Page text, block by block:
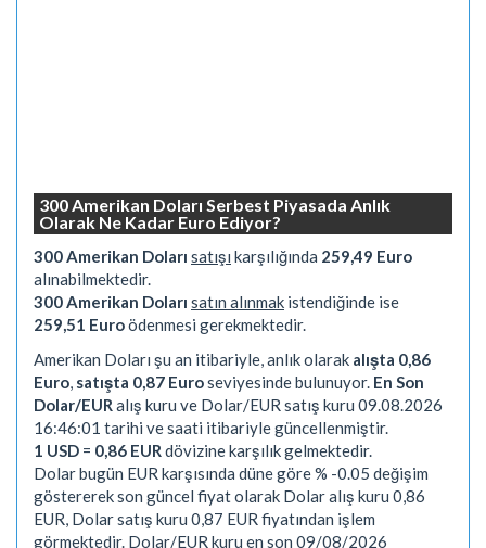
300 Amerikan Doları Serbest Piyasada Anlık
Olarak Ne Kadar Euro Ediyor?
300 Amerikan Doları satışı karşılığında 259,49 Euro
alınabilmektedir.
300 Amerikan Doları satın alınmak istendiğinde ise
259,51 Euroödenmesi gerekmektedir.
Amerikan Doları şu an itibariyle, anlık olarak alışta 0,86
Euro satışta 0,87 Euroseviyesinde bulunuyor. En Son
Dolar/EUR alış kuru ve Dolar/EUR satış kuru 09.08.2026
16:46:01 tarihi ve saati itibariyle güncellenmiştir.
1 USD = 0,86 EUR dövizine karşılık gelmektedir.
Dolar bugün EUR karşısında düne göre % -0.05 değişim
göstererek son güncel fiyat olarak Dolar alış kuru 0,86
EUR, Dolar satış kuru 0,87 EUR fiyatından işlem
görmektedir. Dolar/EUR kuru en son 09/08/2026